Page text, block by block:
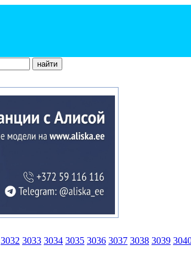
3032 3033 3034 3035 3036 3037 3038 3039